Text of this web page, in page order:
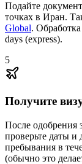
Подайте
точках в Иран.
Global.
days (express).
5
Получите
После одобрения
проверьте даты и
пребывания в
(обычно это